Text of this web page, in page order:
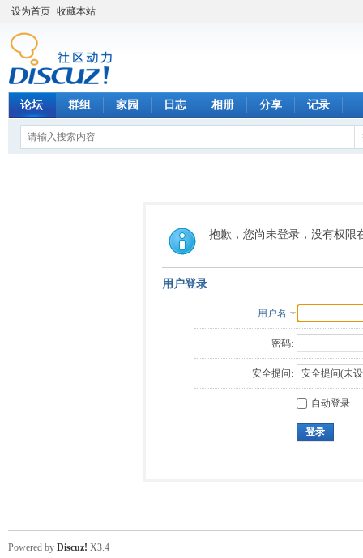
设为首页 收藏本站
论坛 群组 家园 日志 相册 分享 记录
抱歉，您尚未登录，没有权限
用户登录
用户名
密码:
安全提问:
自动登录
登录
Powered by Discuz! X3.4